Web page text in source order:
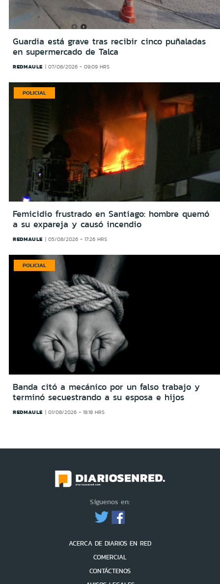
Guardia está grave tras recibir cinco puñaladas
en supermercado de Talca
REDMAULE 07/08/2026 - 09:09 HRS
POLICIAL
Femicidio frustrado en Santiago: hombre quemó
a su expareja y causó incendio
REDMAULE 05/08/2026 - 17:26 HRS
POLICIAL
Banda citó a mecánico por un falso trabajo y
terminó secuestrando a su esposa e hijos
REDMAULE 01/08/2026 - 18:18 HRS
Síguenos en:
ACERCA DE DIARIOS EN RED
COMERCIAL
CONTÁCTENOS